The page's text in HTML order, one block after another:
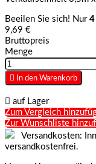
Beeilen Sie sich! Nur 4
9,69 €
Bruttopreis
Menge
 In den Warenkorb
 auf Lager
Zum Vergleich
Zur Wunschliste
Versandkosten:
versandkostenfrei.